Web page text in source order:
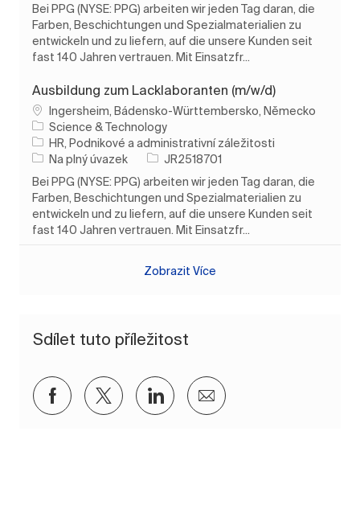
Bei PPG (NYSE: PPG) arbeiten wir jeden Tag daran, die
Farben, Beschichtungen und Spezialmaterialien zu
entwickeln und zu liefern, auf die unsere Kunden seit
fast 140 Jahren vertrauen. Mit Einsatzfr...
Ausbildung zum Lacklaboranten (m/w/d)
Umístění
Ingersheim, Bádensko-Württembersko, Německo
Science & Technology
Kategorie
HR, Podnikové a administrativní záležitosti
Typ úlohy
Na plný úvazek ID úlohy
JR2518701
Bei PPG (NYSE: PPG) arbeiten wir jeden Tag daran, die
Farben, Beschichtungen und Spezialmaterialien zu
entwickeln und zu liefern, auf die unsere Kunden seit
fast 140 Jahren vertrauen. Mit Einsatzfr...
Zobrazit Více
Sdílet tuto příležitost
Sdílet přes Facebook
Sdílet přes twitter
Sdílet přes LinkedIn
Sdílet e-mailem